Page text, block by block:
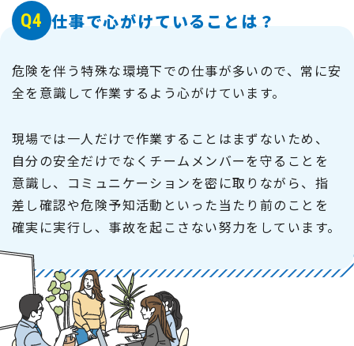
Q4 仕事で心がけていることは？
危険を伴う特殊な環境下での仕事が多いので、常に安
全を意識して作業するよう心がけています。
現場では一人だけで作業することはまずないため、
自分の安全だけでなくチームメンバーを守ることを
意識し、コミュニケーションを密に取りながら、指
差し確認や危険予知活動といった当たり前のことを
確実に実行し、事故を起こさない努力をしています。